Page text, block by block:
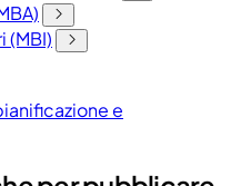
(MBI)
e